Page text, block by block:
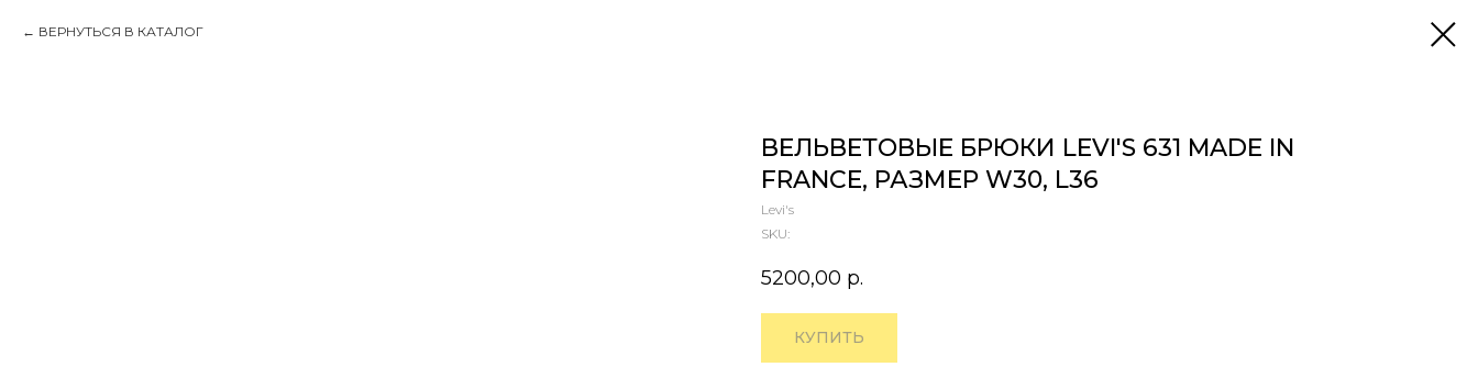
ВЕРНУТЬСЯ В КАТАЛОГ
ВЕЛЬВЕТОВЫЕ БРЮКИ LEVI'S 631 MADE IN
FRANCE, РАЗМЕР W30, L36
Levi's
SKU:
5200,00 р.
КУПИТЬ